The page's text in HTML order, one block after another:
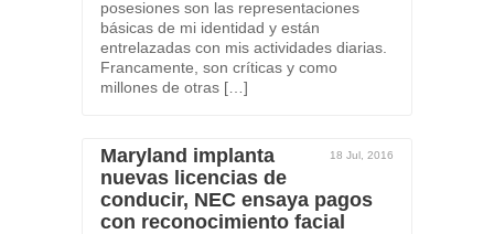
posesiones son las representaciones
básicas de mi identidad y están
entrelazadas con mis actividades diarias.
Francamente, son críticas y como
millones de otras […]
18 Jul, 2016
Maryland implanta
nuevas licencias de
conducir, NEC ensaya pagos
con reconocimiento facial